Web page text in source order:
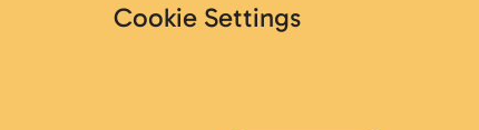
Cookie Settings